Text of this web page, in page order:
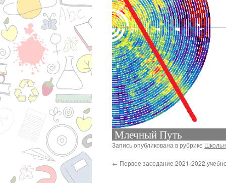
Запись опубликована в рубрике
← Первое заседание 2021-2022